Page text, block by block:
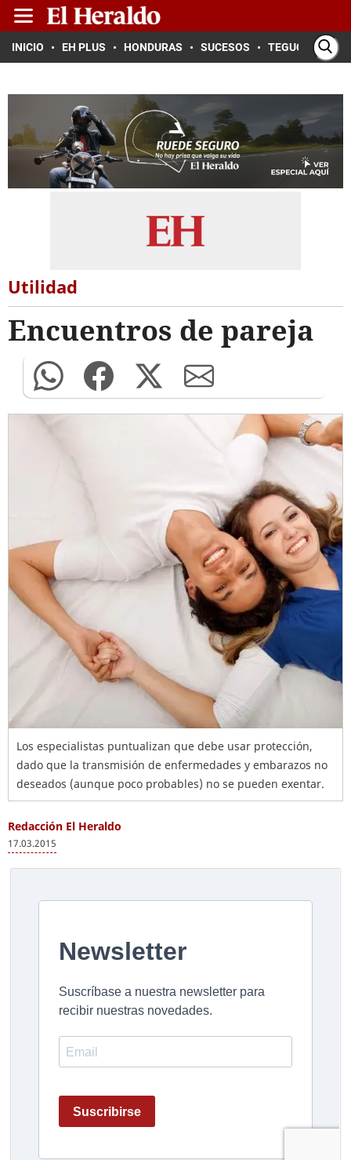
INICIO EH PLUS HONDURAS SUCESOS TEGUCIGALPA
Utilidad
Encuentros de pareja
Los especialistas puntualizan que debe usar protección,
dado que la transmisión de enfermedades y embarazos no
deseados (aunque poco probables) no se pueden exentar.
Redacción El Heraldo
17.03.2015